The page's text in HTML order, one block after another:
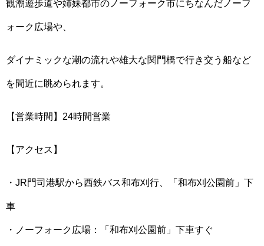
観潮遊歩道や姉妹都市のノーフォーク市にちなんだノーフ
ォーク広場や、
ダイナミックな潮の流れや雄大な関門橋で行き交う船など
を間近に眺められます。
【営業時間】24時間営業
【アクセス】
・JR門司港駅から西鉄バス和布刈行、「和布刈公園前」下
車
・ノーフォーク広場：「和布刈公園前」下車すぐ